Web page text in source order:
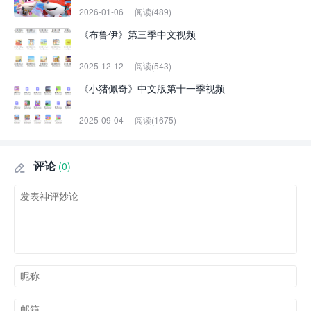
2026-01-06 阅读(489)
《布鲁伊》第三季中文视频
2025-12-12 阅读(543)
《小猪佩奇》中文版第十一季视频
2025-09-04 阅读(1675)
 评论 (0)